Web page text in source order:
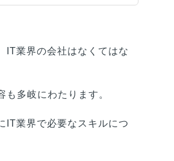
IT業界の会社はなくてはな
多岐にわたります。
IT業界で必要なスキルにつ